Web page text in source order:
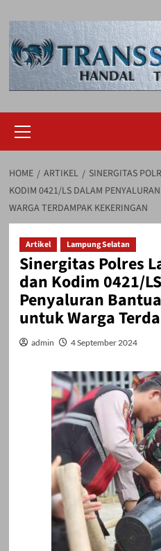
to
content
Menu
HOME ARTIKEL
SINERGITAS
KODIM 0421/LS DALAM
WARGA TERDAMPAK KEKERINGAN
Artikel Lampung Selatan
Sinergitas Polres
dan Kodim 0421/
Penyaluran
untuk Warga
admin 4 September 2024